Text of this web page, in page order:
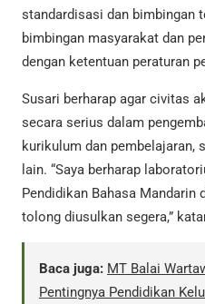
standardisasi dan bimbingan
bimbingan masyarakat dan
dengan ketentuan peraturan
Susari berharap agar civitas
secara serius dalam
kurikulum dan pembelajaran,
lain. “Saya berharap
Pendidikan Bahasa Mandarin
tolong diusulkan segera,”
Baca juga: MT Balai
Pentingnya Pendidikan